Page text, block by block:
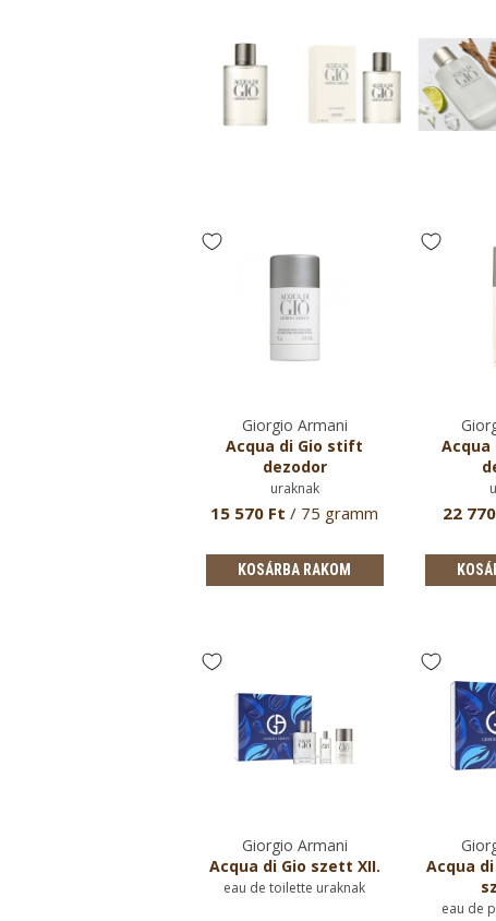
Giorgio Armani
Acqua di Gio stift
dezodor
uraknak
15 570 Ft / 75 gramm
KOSÁRBA RAKOM
Acqua
22
Giorgio Armani
Acqua di Gio szett XII.
eau de toilette uraknak
Acqua
eau de